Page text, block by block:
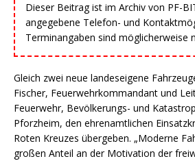
Dieser Beitrag ist im Archiv von PF-
angegebene Telefon- und
Terminangaben sind möglicherweise
Gleich zwei neue landeseigene
Fischer, Feuerwehrkommandant und
Feuerwehr, Bevölkerungs- und
Pforzheim, den ehrenamtlichen
Roten Kreuzes übergeben. „Moderne
großen Anteil an der Motivation der